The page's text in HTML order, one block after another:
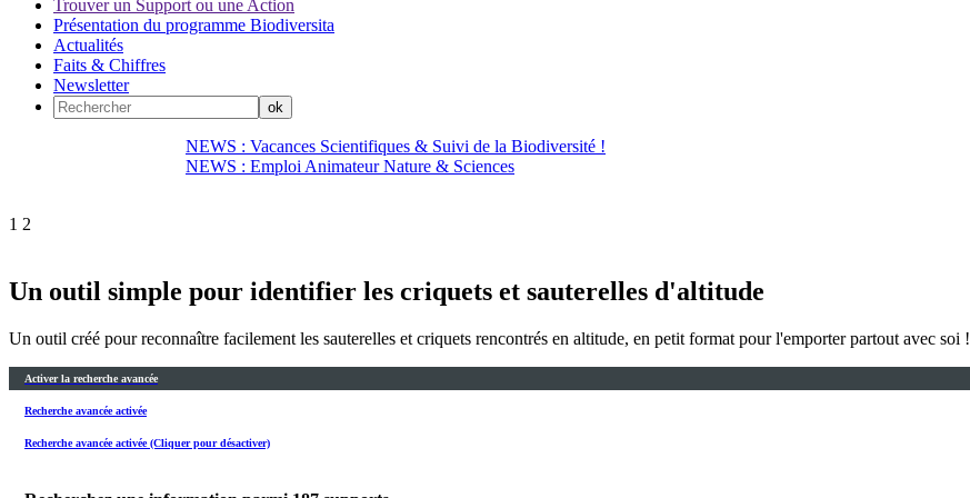
Trouver un Support ou une Action
Présentation du programme Biodiversita
Actualités
Faits & Chiffres
Newsletter
NEWS : Vacances Scientifiques & Suivi de la Biodiversité !
NEWS : Emploi Animateur Nature & Sciences
1 2
Un outil simple pour identifier les criquets et sauterelles d'altitude
Un outil créé pour reconnaître facilement les sauterelles et criquets rencontrés en altitude, en petit format pour l'emporter partout avec soi !
Activer la recherche avancée
Recherche avancée activée
Recherche avancée activée (Cliquer pour désactiver)